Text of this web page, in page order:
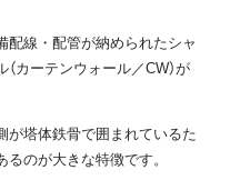
線・配管が納められたシャ
カーテンウォール／CW）が
が塔体鉄骨で囲まれているた
のが大きな特徴です。